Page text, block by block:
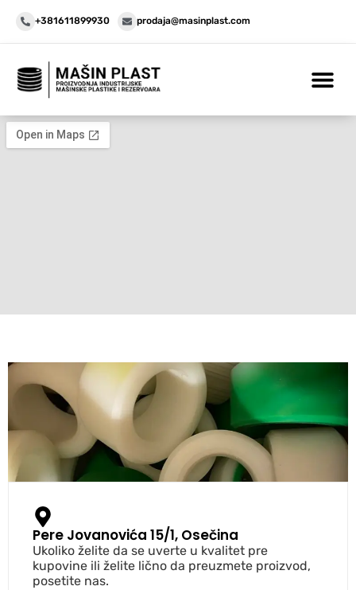
+381611899930 prodaja@masinplast.com
Pere Jovanovića 15/1, Osečina
Ukoliko želite da se uverte u kvalitet pre
kupovine ili želite lično da preuzmete proizvod,
posetite nas.